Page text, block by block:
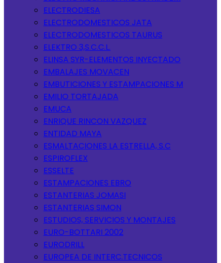
ELECTRODIESA
ELECTRODOMESTICOS JATA
ELECTRODOMESTICOS TAURUS
ELEKTRO 3,S.C.C.L.
ELINSA SYR-ELEMENTOS INYECTADO
EMBALAJES MOVACEN
EMBUTICIONES Y ESTAMPACIONES M
EMILIO TORTAJADA
EMUCA
ENRIQUE RINCON VAZQUEZ
ENTIDAD MAYA
ESMALTACIONES LA ESTRELLA, S.C
ESPIROFLEX
ESSELTE
ESTAMPACIONES EBRO
ESTANTERIAS JOMASI
ESTANTERIAS SIMON
ESTUDIOS, SERVICIOS Y MONTAJES
EURO-BOTTARI 2002
EURODRILL
EUROPEA DE INTERC.TECNICOS